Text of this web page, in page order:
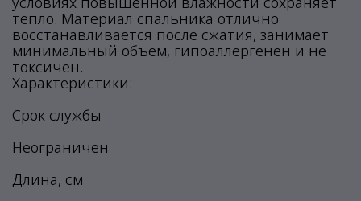
тепло. Материал спальника отлично
восстанавливается после сжатия, занимает
минимальный объем, гипоаллергенен и не
токсичен.
Характеристики:
Срок службы
Неограничен
Длина, см